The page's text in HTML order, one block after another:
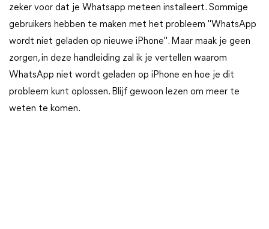
zeker voor dat je Whatsapp meteen installeert. Sommige
gebruikers hebben te maken met het probleem "WhatsApp
wordt niet geladen op nieuwe iPhone". Maar maak je geen
zorgen, in deze handleiding zal ik je vertellen waarom
WhatsApp niet wordt geladen op iPhone en hoe je dit
probleem kunt oplossen. Blijf gewoon lezen om meer te
weten te komen.